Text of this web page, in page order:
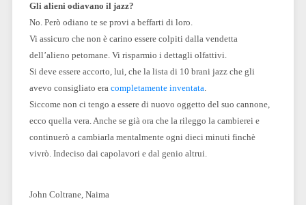
Gli alieni odiavano il jazz?
No. Però odiano te se provi a beffarti di loro.
Vi assicuro che non è carino essere colpiti dalla vendetta
dell’alieno petomane. Vi risparmio i dettagli olfattivi.
Si deve essere accorto, lui, che la lista di 10 brani jazz che gli
avevo consigliato era completamente inventata.
Siccome non ci tengo a essere di nuovo oggetto del suo cannone,
ecco quella vera. Anche se già ora che la rileggo la cambierei e
continuerò a cambiarla mentalmente ogni dieci minuti finchè
vivrò. Indeciso dai capolavori e dal genio altrui.
John Coltrane, Naima